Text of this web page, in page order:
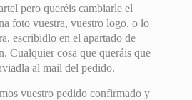
pero queréis cambiarle el
foto vuestra, vuestro logo, o lo
escribidlo en el apartado de
Cualquier cosa que queráis que
al mail del pedido.
vuestro pedido confirmado y